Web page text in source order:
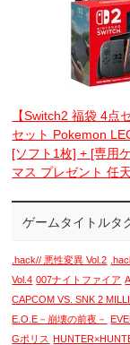
【Switch2 福袋 4
セット Pokemon
[ソフト1枚] + [専用
マス プレゼント 任
ゲームタイトルタ
.hack// 悪性変異 Vol.2
Vol.4 007ナイトファイア
CAPCOM VS. SNK 2
E.O.E－崩壊の前夜－
Gポリス